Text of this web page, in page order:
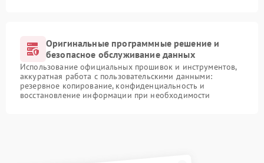
Оригинальные программные решение и
безопасное обслуживание данных
Использование официальных прошивок и инструментов,
аккуратная работа с пользовательскими данными:
резервное копирование, конфиденциальность и
восстановление информации при необходимости